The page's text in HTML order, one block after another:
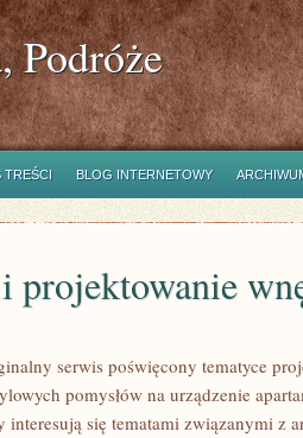
Podróże
TREŚCI BLOG INTERNETOWY
projektowanie
serwis poświęcony tematyce
pomysłów na urządzenie
się tematami związanymi z